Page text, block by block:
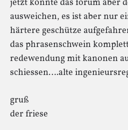
jetzt konnte das forum aber
ausweichen, es ist aber nur
härtere geschütze
das phrasenschwein
redewendung mit kanonen
schiessen….alte
gruß
der friese